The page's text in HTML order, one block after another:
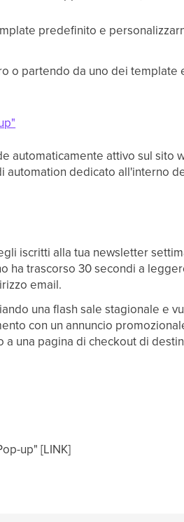
predefinito e
o partendo da uno dei
automaticamente attivo sul sito
dedicato all'interno
iscritti alla tua newsletter
ha trascorso 30 secondi a
email.
una flash sale stagionale e
con un annuncio
a una pagina di checkout di
up" [LINK]